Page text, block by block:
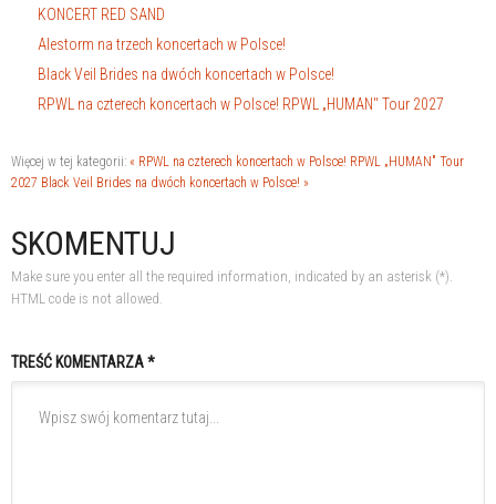
KONCERT RED SAND
Alestorm na trzech koncertach w Polsce!
Black Veil Brides na dwóch koncertach w Polsce!
RPWL na czterech koncertach w Polsce! RPWL „HUMAN" Tour 2027
Więcej w tej kategorii: « RPWL na czterech koncertach w Polsce! RPWL „HUMAN" Tour
2027 Black Veil Brides na dwóch koncertach w Polsce! »
SKOMENTUJ
Make sure you enter all the required information, indicated by an asterisk (*).
HTML code is not allowed.
TREŚĆ KOMENTARZA *